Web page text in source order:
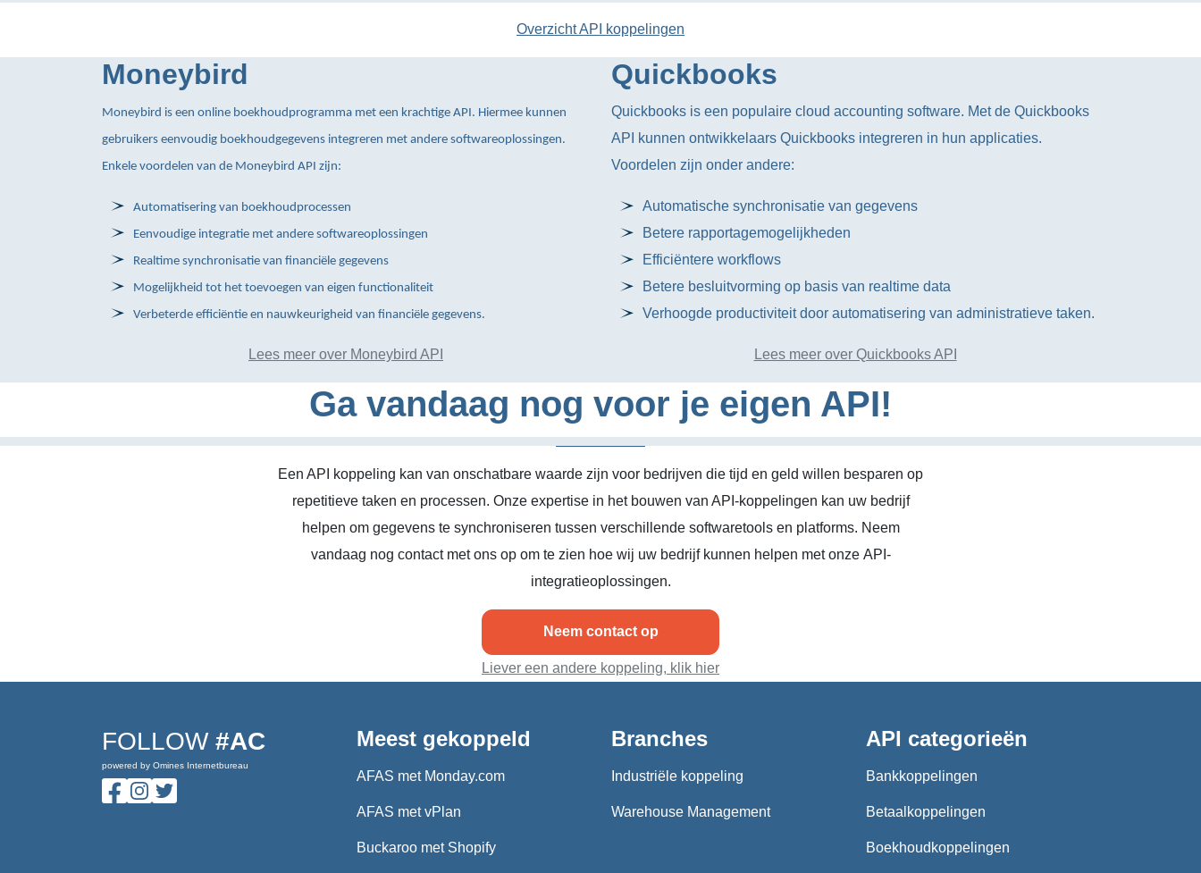
Overzicht API koppelingen
Moneybird
Moneybird is een online boekhoudprogramma met een krachtige API. Hiermee kunnen
gebruikers eenvoudig boekhoudgegevens integreren met andere softwareoplossingen.
Enkele voordelen van de Moneybird API zijn:
Automatisering van boekhoudprocessen
Eenvoudige integratie met andere softwareoplossingen
Realtime synchronisatie van financiële gegevens
Mogelijkheid tot het toevoegen van eigen functionaliteit
Verbeterde efficiëntie en nauwkeurigheid van financiële gegevens.
Lees meer over Moneybird API
Quickbooks
Quickbooks is een populaire cloud accounting software. Met de Quickbooks
API kunnen ontwikkelaars Quickbooks integreren in hun applicaties.
Voordelen zijn onder andere:
Automatische synchronisatie van gegevens
Betere rapportagemogelijkheden
Efficiëntere workflows
Betere besluitvorming op basis van realtime data
Verhoogde productiviteit door automatisering van administratieve taken.
Lees meer over Quickbooks API
Ga vandaag nog voor je eigen API!
Een API koppeling kan van onschatbare waarde zijn voor bedrijven die tijd en geld willen besparen op
repetitieve taken en processen. Onze expertise in het bouwen van API-koppelingen kan uw bedrijf
helpen om gegevens te synchroniseren tussen verschillende softwaretools en platforms. Neem
vandaag nog contact met ons op om te zien hoe wij uw bedrijf kunnen helpen met onze API-
integratieoplossingen.
Neem contact op
Liever een andere koppeling, klik hier
FOLLOW #AC
powered by Omines Internetbureau
Meest gekoppeld
AFAS met Monday.com
AFAS met vPlan
Buckaroo met Shopify
Branches
Industriële koppeling
Warehouse Management
API categorieën
Bankkoppelingen
Betaalkoppelingen
Boekhoudkoppelingen